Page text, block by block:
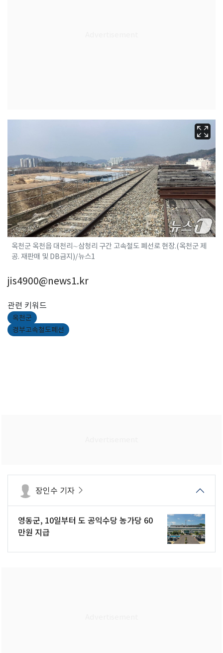
옥천군 옥천읍 대천리∼삼청리 구간 고속철도 폐선로 현장.(옥천군 제
공. 재판매 및 DB금지)/뉴스1
jis4900@news1.kr
관련 키워드
옥천군
경부고속철도폐선
장인수 기자
영동군, 10일부터 도 공익수당 농가당 60
만원 지급